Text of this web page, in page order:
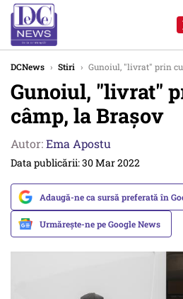
DCNews › Stiri › Gunoiul, "livrat" prin
Gunoiul, "livrat"
câmp, la Braşov
Autor:Ema Apostu
Data publicării: 30 Mar 2022
Adaugă-ne ca sursă preferată în
Urmărește-ne pe Google News